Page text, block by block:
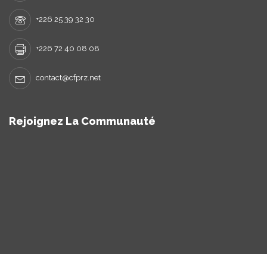
+226 25 39 32 30
+226 72 40 08 08
contact@cfprz.net
Rejoignez La Communauté